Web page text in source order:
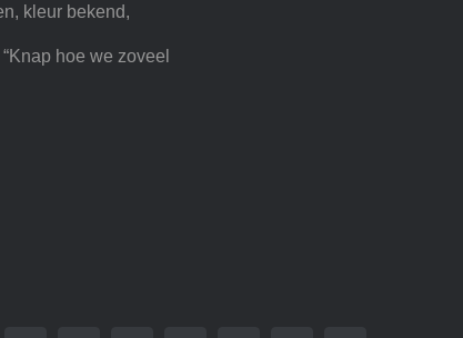
kleur bekend,
hoe we zoveel